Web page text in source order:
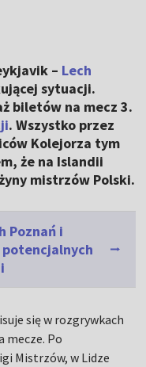
– Lech
sytuacji.
biletów na mecz 3.
. Wszystko przez
Kolejorza tym
że na Islandii
mistrzów Polski.
Poznań i
potencjalnych
się w rozgrywkach
mecze. Po
Mistrzów, w Lidze